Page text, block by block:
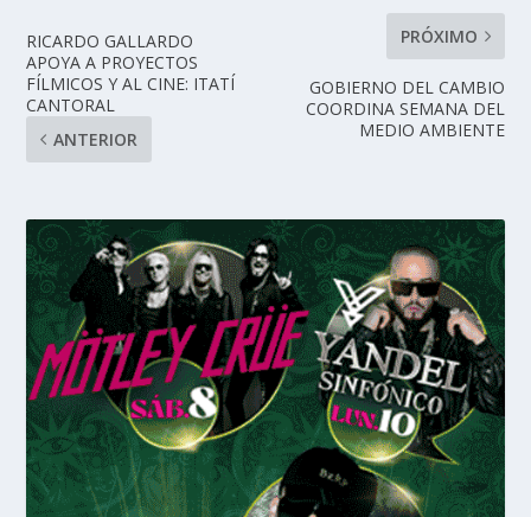
RICARDO GALLARDO
APOYA A PROYECTOS
FÍLMICOS Y AL CINE: ITATÍ
CANTORAL
ANTERIOR
PRÓXIMO
GOBIERNO DEL CAMBIO
COORDINA SEMANA DEL
MEDIO AMBIENTE